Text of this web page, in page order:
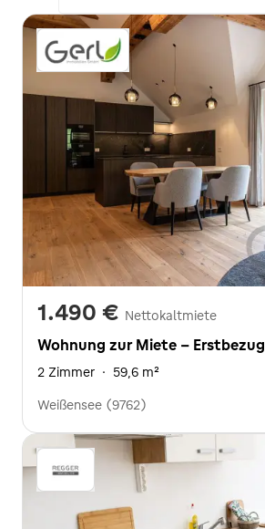
1.490 € Nettokaltmiete
Wohnung zur Miete - Erstbezug
2 Zimmer · 59,6 m²
Weißensee (9762)